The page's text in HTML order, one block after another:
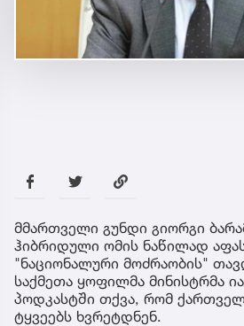
მმართველი გუნდი გიორგი
ჰიბრიდული ომის ნაწილად
"ნაციონალური მოძრაობის"
საქმეთა ყოფილმა მინისტრმა
პოდკასტში თქვა, რომ
ტყვეებს ხვრეტდნენ.